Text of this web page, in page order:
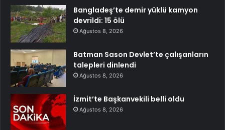
Bangladeş’te demir yüklü kamyon
devrildi: 15 ölü
Ağustos 8, 2026
Batman Sason Devlet’te çalışanların
talepleri dinlendi
Ağustos 8, 2026
İzmit’te Başkanvekili belli oldu
Ağustos 8, 2026